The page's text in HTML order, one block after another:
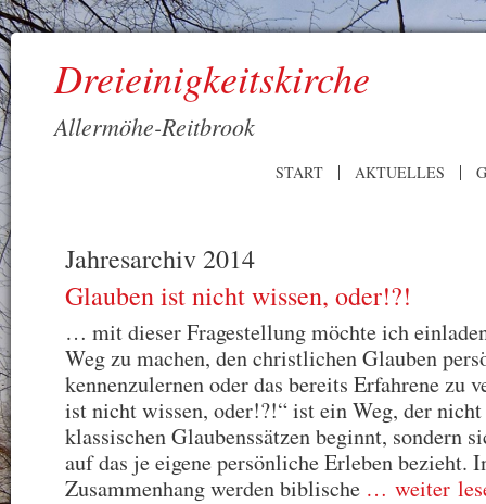
Dreieinigkeitskirche
Allermöhe-Reitbrook
START AKTUELLES
Jahresarchiv 2014
Glauben ist nicht wissen, oder!?!
… mit dieser Fragestellung möchte ich
Weg zu machen, den christlichen Glauben
kennenzulernen oder das bereits Erfahrene zu
ist nicht wissen, oder!?!“ ist ein Weg, der
klassischen Glaubenssätzen beginnt, sondern
auf das je eigene persönliche Erleben bezieht.
Zusammenhang werden biblische … weiter